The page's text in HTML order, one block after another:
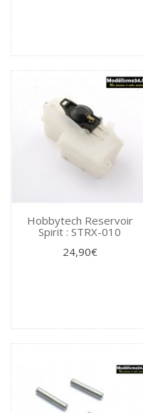
Hobbytech Reservoir
Spirit : STRX-010
24,90€